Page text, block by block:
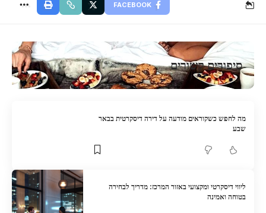
FACEBOOK
סיפורים קשורים
מה לחפש כשקוראים מודעה על דירה דיסקרטית בבאר
שבע
ליווי דיסקרטי ומקצועי באזור המרכז: מדריך לבחירה
בטוחה ואמינה